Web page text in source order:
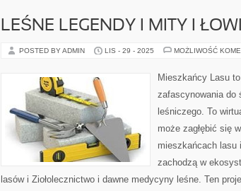
LEŚNE LEGENDY I MITY I
POSTED BY ADMIN LIS - 29 - 2025 MOŻLIWOŚĆ
Mieszkańcy Lasu
zafascynowania do
leśniczego. To
może zagłębić się
mieszkańcach lasu
zachodzą w
lasów i Ziołolecznictwo i dawne medycyny leśne. Ten